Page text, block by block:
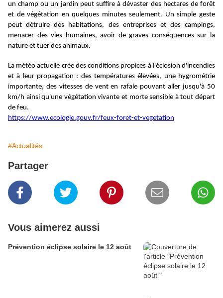
un champ ou un jardin peut suffire à dévaster des hectares de forêt
et de végétation en quelques minutes seulement. Un simple geste
peut détruire des habitations, des entreprises et des campings,
menacer des vies humaines, avoir de graves conséquences sur la
nature et tuer des animaux.
La météo actuelle crée des conditions propices à l'éclosion d'incendies
et à leur propagation : des températures élevées, une hygrométrie
importante, des vitesses de vent en rafale pouvant aller jusqu'à 50
km/h ainsi qu'une végétation vivante et morte sensible à tout départ
de feu.
https://www.ecologie.gouv.fr/feux-foret-et-vegetation
#Actualités
Partager
Vous aimerez aussi
Prévention éclipse solaire le 12 août